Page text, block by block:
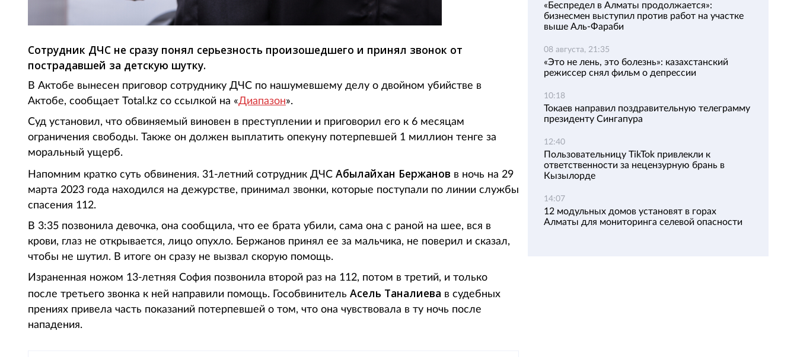
Сотрудник ДЧС не сразу понял серьезность произошедшего и принял звонок от
пострадавшей за детскую шутку.
В Актобе вынесен приговор сотруднику ДЧС по нашумевшему делу о двойном убийстве в
Актобе, сообщает Total.kz со ссылкой на «Диапазон».
Суд установил, что обвиняемый виновен в преступлении и приговорил его к 6 месяцам
ограничения свободы. Также он должен выплатить опекуну потерпевшей 1 миллион тенге за
моральный ущерб.
Напомним кратко суть обвинения. 31-летний сотрудник ДЧС Абылайхан Бержанов в ночь на 29
марта 2023 года находился на дежурстве, принимал звонки, которые поступали по линии службы
спасения 112.
В 3:35 позвонила девочка, она сообщила, что ее брата убили, сама она с раной на шее, вся в
крови, глаз не открывается, лицо опухло. Бержанов принял ее за мальчика, не поверил и сказал,
чтобы не шутил. В итоге он сразу не вызвал скорую помощь.
Израненная ножом 13-летняя София позвонила второй раз на 112, потом в третий, и только
после третьего звонка к ней направили помощь. Гособвинитель Асель Таналиева в судебных
прениях привела часть показаний потерпевшей о том, что она чувствовала в ту ночь после
нападения.
«Беспредел в Алматы продолжается»:
бизнесмен выступил против работ на участке
выше Аль-Фараби
08 августа, 21:35
«Это не лень, это болезнь»: казахстанский
режиссер снял фильм о депрессии
10:18
Токаев направил поздравительную телеграмму
президенту Сингапура
12:40
Пользовательницу TikTok привлекли к
ответственности за нецензурную брань в
Кызылорде
14:07
12 модульных домов установят в горах
Алматы для мониторинга селевой опасности